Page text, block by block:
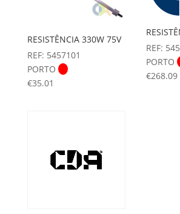
RESISTÊNCIA 330W 75V
REF: 5457101
PORTO
€35.01
REF:
PORTO
€268.09